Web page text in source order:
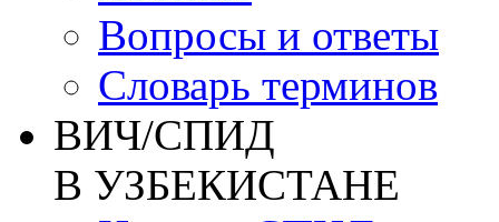
Вопросы и ответы
Словарь терминов
ВИЧ/СПИД
В УЗБЕКИСТАНЕ